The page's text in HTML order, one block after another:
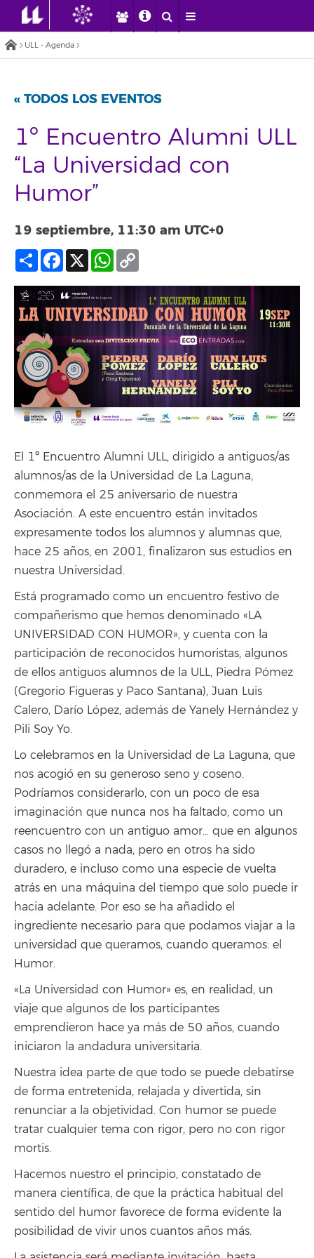
ULL - Agenda
« TODOS LOS EVENTOS
1º Encuentro Alumni ULL
“La Universidad con
Humor”
19 septiembre, 11:30 am UTC+0
Compartir
Facebook
X WhatsApp
El 1º Encuentro Alumni ULL, dirigido a antiguos/as
alumnos/as de la Universidad de La Laguna,
conmemora el 25 aniversario de nuestra
Asociación. A este encuentro están invitados
expresamente todos los alumnos y alumnas que,
hace 25 años, en 2001, finalizaron sus estudios en
nuestra Universidad.
Está programado como un encuentro festivo de
compañerismo que hemos denominado «LA
UNIVERSIDAD CON HUMOR», y cuenta con la
participación de reconocidos humoristas, algunos
de ellos antiguos alumnos de la ULL, Piedra Pómez
(Gregorio Figueras y Paco Santana), Juan Luis
Calero, Darío López, además de Yanely Hernández y
Pili Soy Yo.
Lo celebramos en la Universidad de La Laguna, que
nos acogió en su generoso seno y coseno.
Podríamos considerarlo, con un poco de esa
imaginación que nunca nos ha faltado, como un
reencuentro con un antiguo amor… que en algunos
casos no llegó a nada, pero en otros ha sido
duradero, e incluso como una especie de vuelta
atrás en una máquina del tiempo que solo puede ir
hacia adelante. Por eso se ha añadido el
ingrediente necesario para que podamos viajar a la
universidad que queramos, cuando queramos: el
Humor.
«La Universidad con Humor» es, en realidad, un
viaje que algunos de los participantes
emprendieron hace ya más de 50 años, cuando
iniciaron la andadura universitaria.
Nuestra idea parte de que todo se puede debatirse
de forma entretenida, relajada y divertida, sin
renunciar a la objetividad. Con humor se puede
tratar cualquier tema con rigor, pero no con rigor
mortis.
Hacemos nuestro el principio, constatado de
manera científica, de que la práctica habitual del
sentido del humor favorece de forma evidente la
posibilidad de vivir unos cuantos años más.